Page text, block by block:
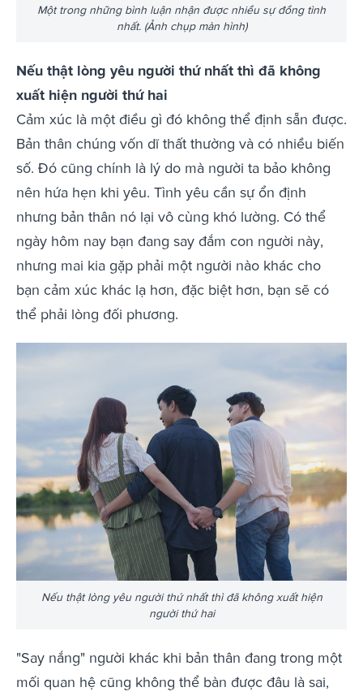
Một trong những bình luận nhận được nhiều sự đồng tình
nhất. (Ảnh chụp màn hình)
Nếu thật lòng yêu người thứ nhất thì đã không
xuất hiện người thứ hai
Cảm xúc là một điều gì đó không thể định sẵn được.
Bản thân chúng vốn dĩ thất thường và có nhiều biến
số. Đó cũng chính là lý do mà người ta bảo không
nên hứa hẹn khi yêu. Tình yêu cần sự ổn định
nhưng bản thân nó lại vô cùng khó lường. Có thể
ngày hôm nay bạn đang say đắm con người này,
nhưng mai kia gặp phải một người nào khác cho
bạn cảm xúc khác lạ hơn, đặc biệt hơn, bạn sẽ có
thể phải lòng đối phương.
Nếu thật lòng yêu người thứ nhất thì đã không xuất hiện
người thứ hai
"Say nắng" người khác khi bản thân đang trong một
mối quan hệ cũng không thể bàn được đâu là sai,